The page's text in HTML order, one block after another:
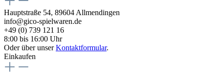
Hauptstraße 54, 89604 Allmendingen
info@gico-spielwaren.de
+49 (0) 739 121 16
8:00 bis 16:00 Uhr
Oder über unserKontaktformular.
Einkaufen